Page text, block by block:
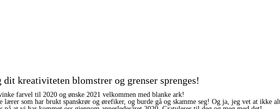
dit kreativiteten blomstrer og grenser sprenges!
farvel til 2020 og ønske 2021 velkommen med blanke ark!
lærer som har brukt spanskrør og ørefiker, og burde gå og skamme seg! Og ja, jeg vet at